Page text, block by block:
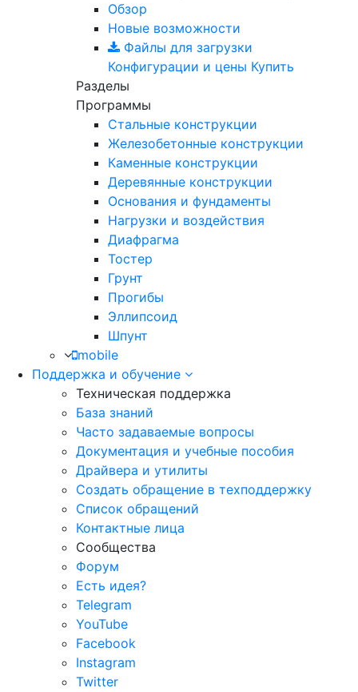
Обзор
Новые возможности
Файлы для загрузки
Конфигурации и цены Купить
Разделы
Программы
Стальные конструкции
Железобетонные конструкции
Каменные конструкции
Деревянные конструкции
Основания и фундаменты
Нагрузки и воздействия
Диафрагма
Тостер
Грунт
Прогибы
Эллипсоид
Шпунт
mobile
Поддержка и обучение
Техническая поддержка
База знаний
Часто задаваемые вопросы
Документация и учебные пособия
Драйвера и утилиты
Создать обращение в техподдержку
Список обращений
Контактные лица
Сообщества
Форум
Есть идея?
Telegram
YouTube
Facebook
Instagram
Twitter